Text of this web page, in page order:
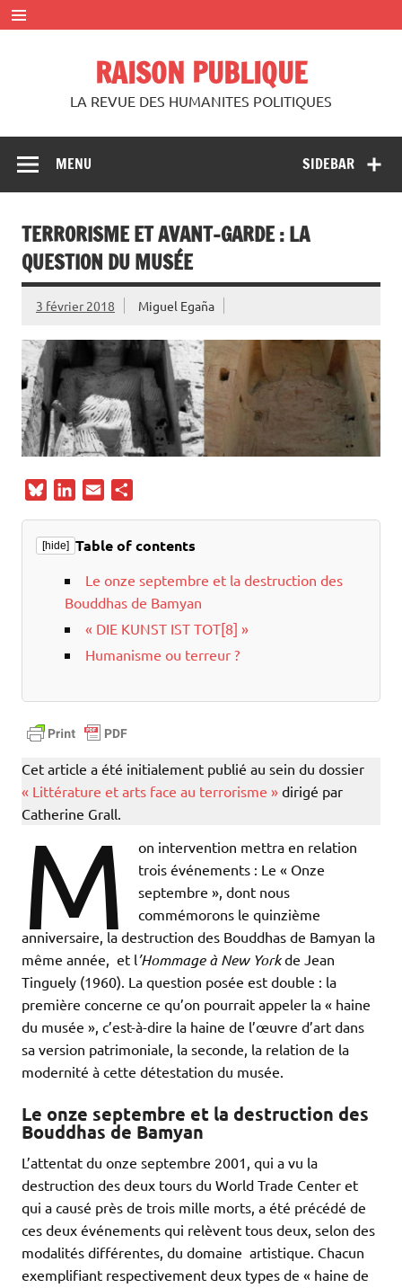
Skip
to
content
RAISON PUBLIQUE
LA REVUE DES HUMANITES POLITIQUES
SIDEBAR
MENU
TERRORISME ET AVANT-GARDE : LA
QUESTION DU MUSÉE
3 février 2018 Miguel Egaña
u
e
k
d
i
l
t
a
g
[hide] Table of contents
Le onze septembre et la destruction des
Bouddhas de Bamyan
« DIE KUNST IST TOT[8] »
Humanisme ou terreur ?
Cet article a été initialement publié au sein du dossier
« Littérature et arts face au terrorisme » dirigé par
Catherine Grall.
M
on intervention mettra en relation
trois événements : Le « Onze
septembre », dont nous
commémorons le quinzième
anniversaire, la destruction des Bouddhas de Bamyan la
même année, et l’Hommage à New Yorkde Jean
Tinguely (1960). La question posée est double : la
première concerne ce qu’on pourrait appeler la « haine
du musée », c’est-à-dire la haine de l’œuvre d’art dans
sa version patrimoniale, la seconde, la relation de la
modernité à cette détestation du musée.
Le onze septembre et la destruction des
Bouddhas de Bamyan
L’attentat du onze septembre 2001, qui a vu la
destruction des deux tours du World Trade Center et
qui a causé près de trois mille morts, a été précédé de
ces deux événements qui relèvent tous deux, selon des
modalités différentes, du domaine artistique. Chacun
exemplifiant respectivement deux types de « haine de